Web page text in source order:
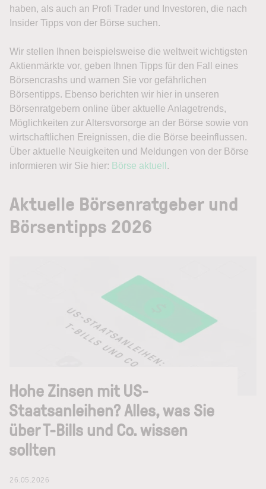
haben, als auch an Profi Trader und Investoren, die nach
Insider Tipps von der Börse suchen.
Wir stellen Ihnen beispielsweise die weltweit wichtigsten
Aktienmärkte vor, geben Ihnen Tipps für den Fall eines
Börsencrashs und warnen Sie vor gefährlichen
Börsentipps. Ebenso berichten wir hier in unseren
Börsenratgebern online über aktuelle Anlagetrends,
Möglichkeiten zur Altersvorsorge an der Börse sowie von
wirtschaftlichen Ereignissen, die die Börse beeinflussen.
Über aktuelle Neuigkeiten und Meldungen von der Börse
informieren wir Sie hier: Börse aktuell .
Aktuelle Börsenratgeber und
Börsentipps 2026
Hohe Zinsen mit US-
Staatsanleihen? Alles, was Sie
über T-Bills und Co. wissen
sollten
26.05.2026